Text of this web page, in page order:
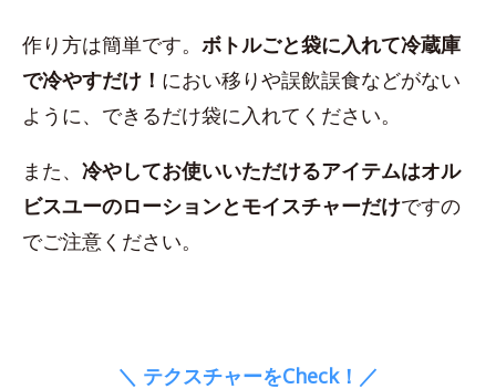
作り方は簡単です。 ボトルごと袋に入れて冷蔵庫
で冷やすだけ！ におい移りや誤飲誤食などがない
ように、できるだけ袋に入れてください。
また、 冷やしてお使いいただけるアイテムはオル
ビスユーのローションとモイスチャーだけですの
でご注意ください。
＼ テクスチャーをCheck！／